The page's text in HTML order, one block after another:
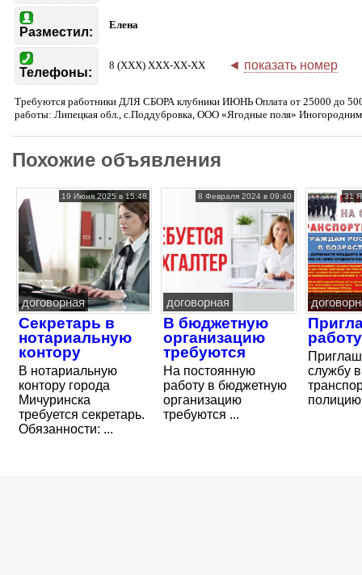
Разместил:
Елена
Телефоны:
8 (XXX) XXX-XX-XX ◄ показать номер
Требуются работники ДЛЯ СБОРА клубники ИЮНЬ Оплата от 25000 до
работы: Липецкая обл., с.Поддубровка, ООО «Ягодные поля»
Похожие объявления
19 Июня 2025 в 15:48
договорная
Секретарь в
нотариальную
контору
В нотариальную
контору города
Мичуринска
требуется секретарь.
Обязанности: ...
8 Февраля 2024 в 09:40
договорная
В бюджетную
организацию
требуются
На постоянную
работу в бюджетную
организацию
требуются ...
31
работу
службу в
полицию